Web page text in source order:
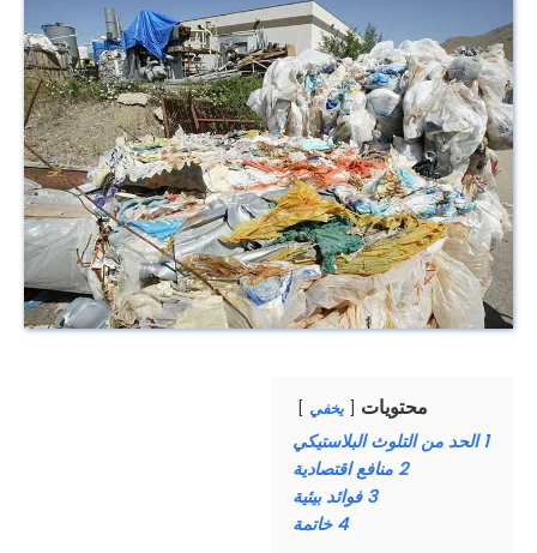
محتويات يخفي
1 الحد من التلوث البلاستيكي
2 منافع اقتصادية
3 فوائد بيئية
4 خاتمة